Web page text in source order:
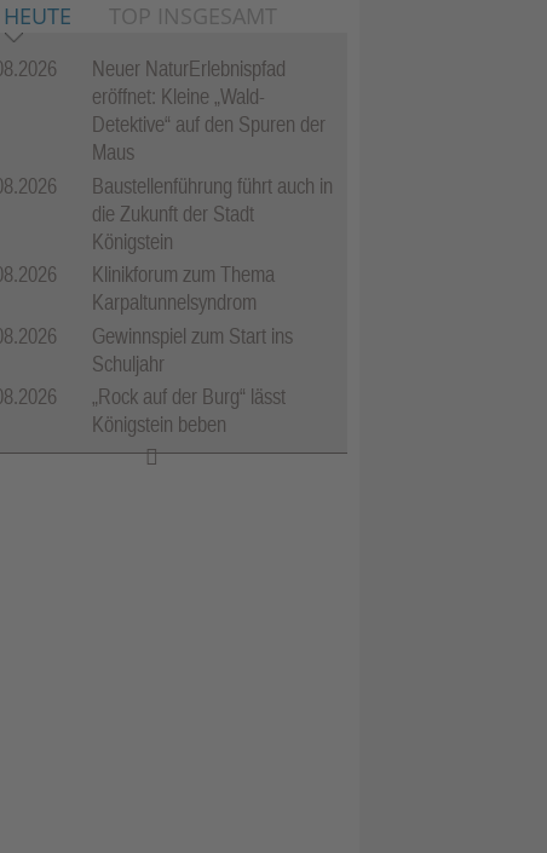
TOP INSGESAMT
Neuer NaturErlebnispfad
eröffnet: Kleine „Wald-
Detektive“ auf den Spuren der
Maus
Baustellenführung führt auch in
die Zukunft der Stadt
Königstein
Klinikforum zum Thema
Karpaltunnelsyndrom
Gewinnspiel zum Start ins
Schuljahr
„Rock auf der Burg“ lässt
Königstein beben